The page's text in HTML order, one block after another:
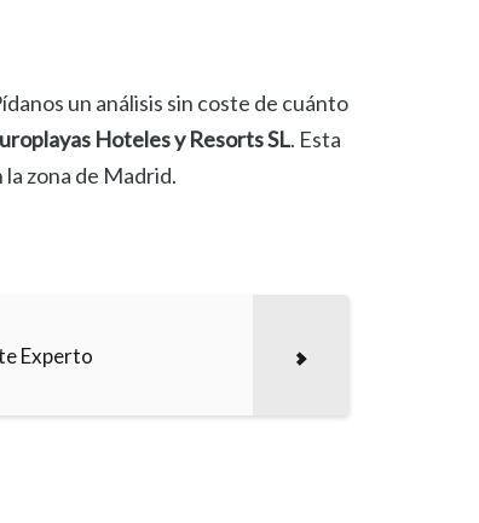
un análisis sin coste de cuánto
Hoteles y Resorts SL. Esta
zona de Madrid.
Experto